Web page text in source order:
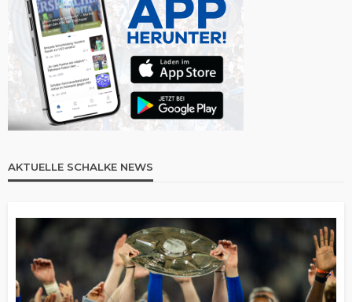
AKTUELLE SCHALKE NEWS